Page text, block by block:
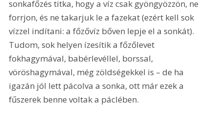
sonkafőzés titka, hogy a víz csak gyöngyözzön, ne
forrjon, és ne takarjuk le a fazekat (ezért kell sok
vízzel indítani: a főzővíz bőven lepje el a sonkát).
Tudom, sok helyen ízesítik a főzőlevet
fokhagymával, babérlevéllel, borssal,
vöröshagymával, még zöldségekkel is – de ha
igazán jól lett pácolva a sonka, ott már ezek a
fűszerek benne voltak a páclében.